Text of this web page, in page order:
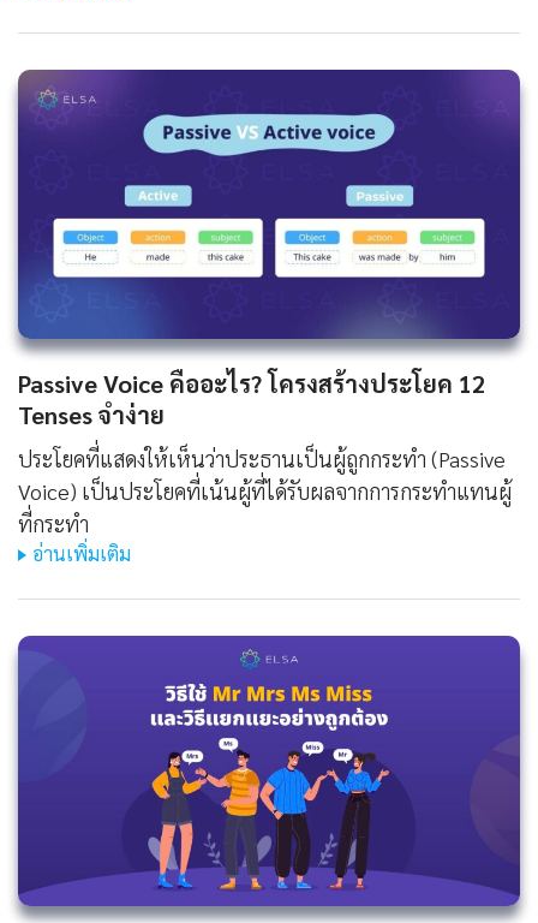
Passive Voice คืออะไร? โครงสร้างประโยค 12
Tenses จำง่าย
ประโยคที่แสดงให้เห็นว่าประธานเป็นผู้ถูกกระทำ (Passive
Voice) เป็นประโยคที่เน้นผู้ที่ได้รับผลจากการกระทำแทนผู้
ที่กระทำ
อ่านเพิ่มเติม